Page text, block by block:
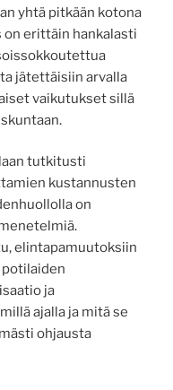
yhtä pitkään kotona
on erittäin hankalasti
jätettäisiin arvalla
vaikutukset sillä
tutkitusti
kustannusten
on
elintapamuutoksiin
ja
ajalla ja mitä se
ohjausta